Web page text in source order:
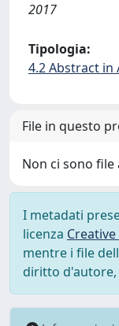
2017
Tipologia:
4.2 Abstract in
File in questo
Non ci sono
I metadati
licenza
mentre i file
diritto d'autore,